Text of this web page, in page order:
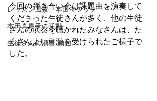
レッスン風景・本田マジック
本田真貴子の活動
生徒さんの演奏 動画
今回の弾き合い会は課題曲を演奏して
くださった生徒さんが多く、他の生徒
さんの演奏を聴かれたみなさんは、た
くさんよい刺激を受けられたご様子で
した。